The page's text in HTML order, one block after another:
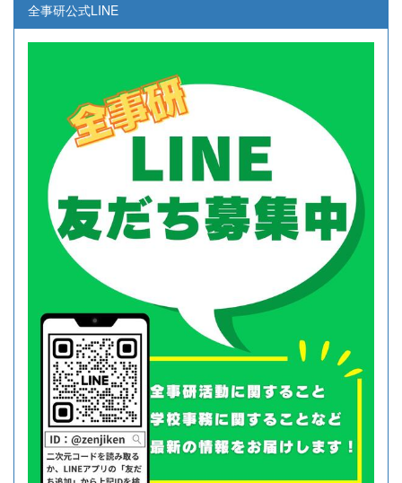
全事研公式LINE